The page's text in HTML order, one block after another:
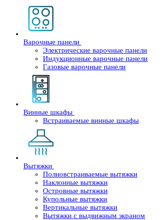
Варочные панели
Электрические варочные панели
Индукционные варочные панели
Газовые варочные панели
Винные шкафы
Встраиваемые винные шкафы
Вытяжки
Полновстраиваемые вытяжки
Наклонные вытяжки
Островные вытяжки
Купольные вытяжки
Вертикальные вытяжки
Вытяжки с выдвижным экраном